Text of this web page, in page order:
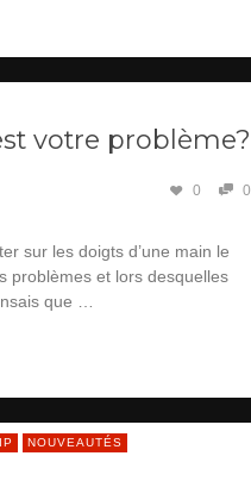
votre problème?
0 0
sur les doigts d’une main le
problèmes et lors desquelles
que …
NOUVEAUTÉS